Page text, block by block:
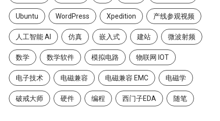
Ubuntu WordPress Xpedition 产线参观视频
人工智能 AI 仿真 嵌入式 建站 微波射频
数学 数学软件 模拟电路 物联网 IOT
电子技术 电磁兼容 电磁兼容 EMC 电磁学
破戒大师 硬件 编程 西门子EDA 随笔